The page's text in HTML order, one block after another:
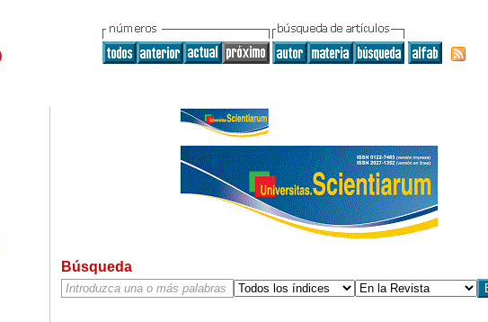
Búsqueda